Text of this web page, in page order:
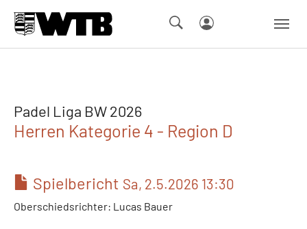
Padel Liga BW 2026
Herren Kategorie 4 - Region D
Spielbericht Sa, 2.5.2026 13:30
Oberschiedsrichter: Lucas Bauer